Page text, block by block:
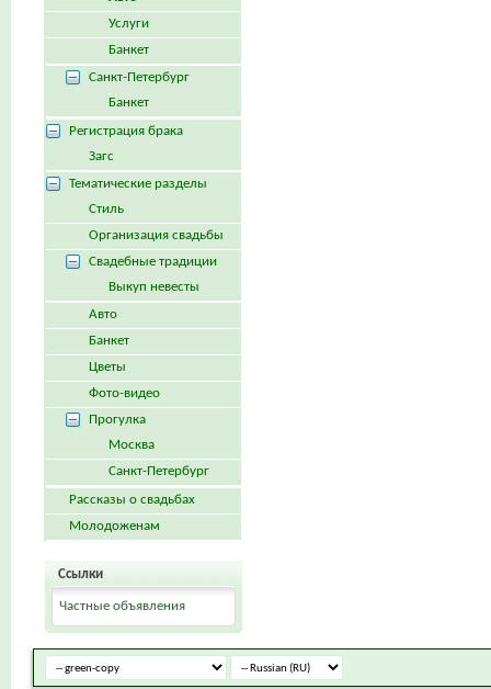
Услуги
Банкет
Санкт-Петербург
Банкет
Регистрация брака
Загс
Тематические разделы
Стиль
Организация свадьбы
Свадебные традиции
Выкуп невесты
Авто
Банкет
Цветы
Фото-видео
Прогулка
Москва
Санкт-Петербург
Рассказы о свадьбах
Молодоженам
Ссылки
Частные объявления